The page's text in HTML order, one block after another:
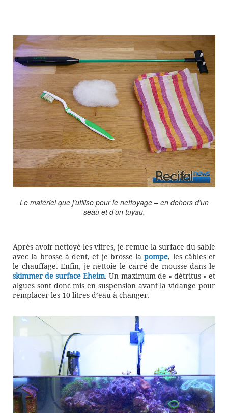
Le matériel que j’utilise pour le nettoyage – en dehors d’un
seau et d’un tuyau.
Après avoir nettoyé les vitres, je remue la surface du sable
avec la brosse à dent, et je brosse lapompe, les câbles et
le chauffage. Enfin, je nettoie le carré de mousse dans le
skimmer de surface Eheim. Un maximum de « détritus » et
algues sont donc mis en suspension avant la vidange pour
remplacer les 10 litres d’eau à changer.